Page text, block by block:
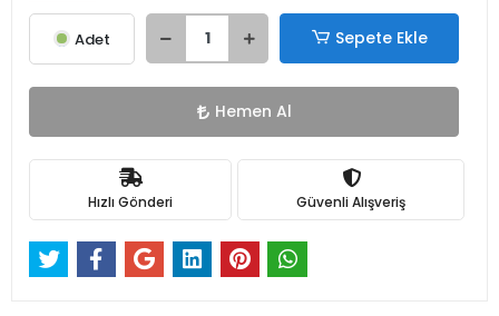
Adet Sepete Ekle
Hemen Al
Hızlı Gönderi Güvenli Alışveriş